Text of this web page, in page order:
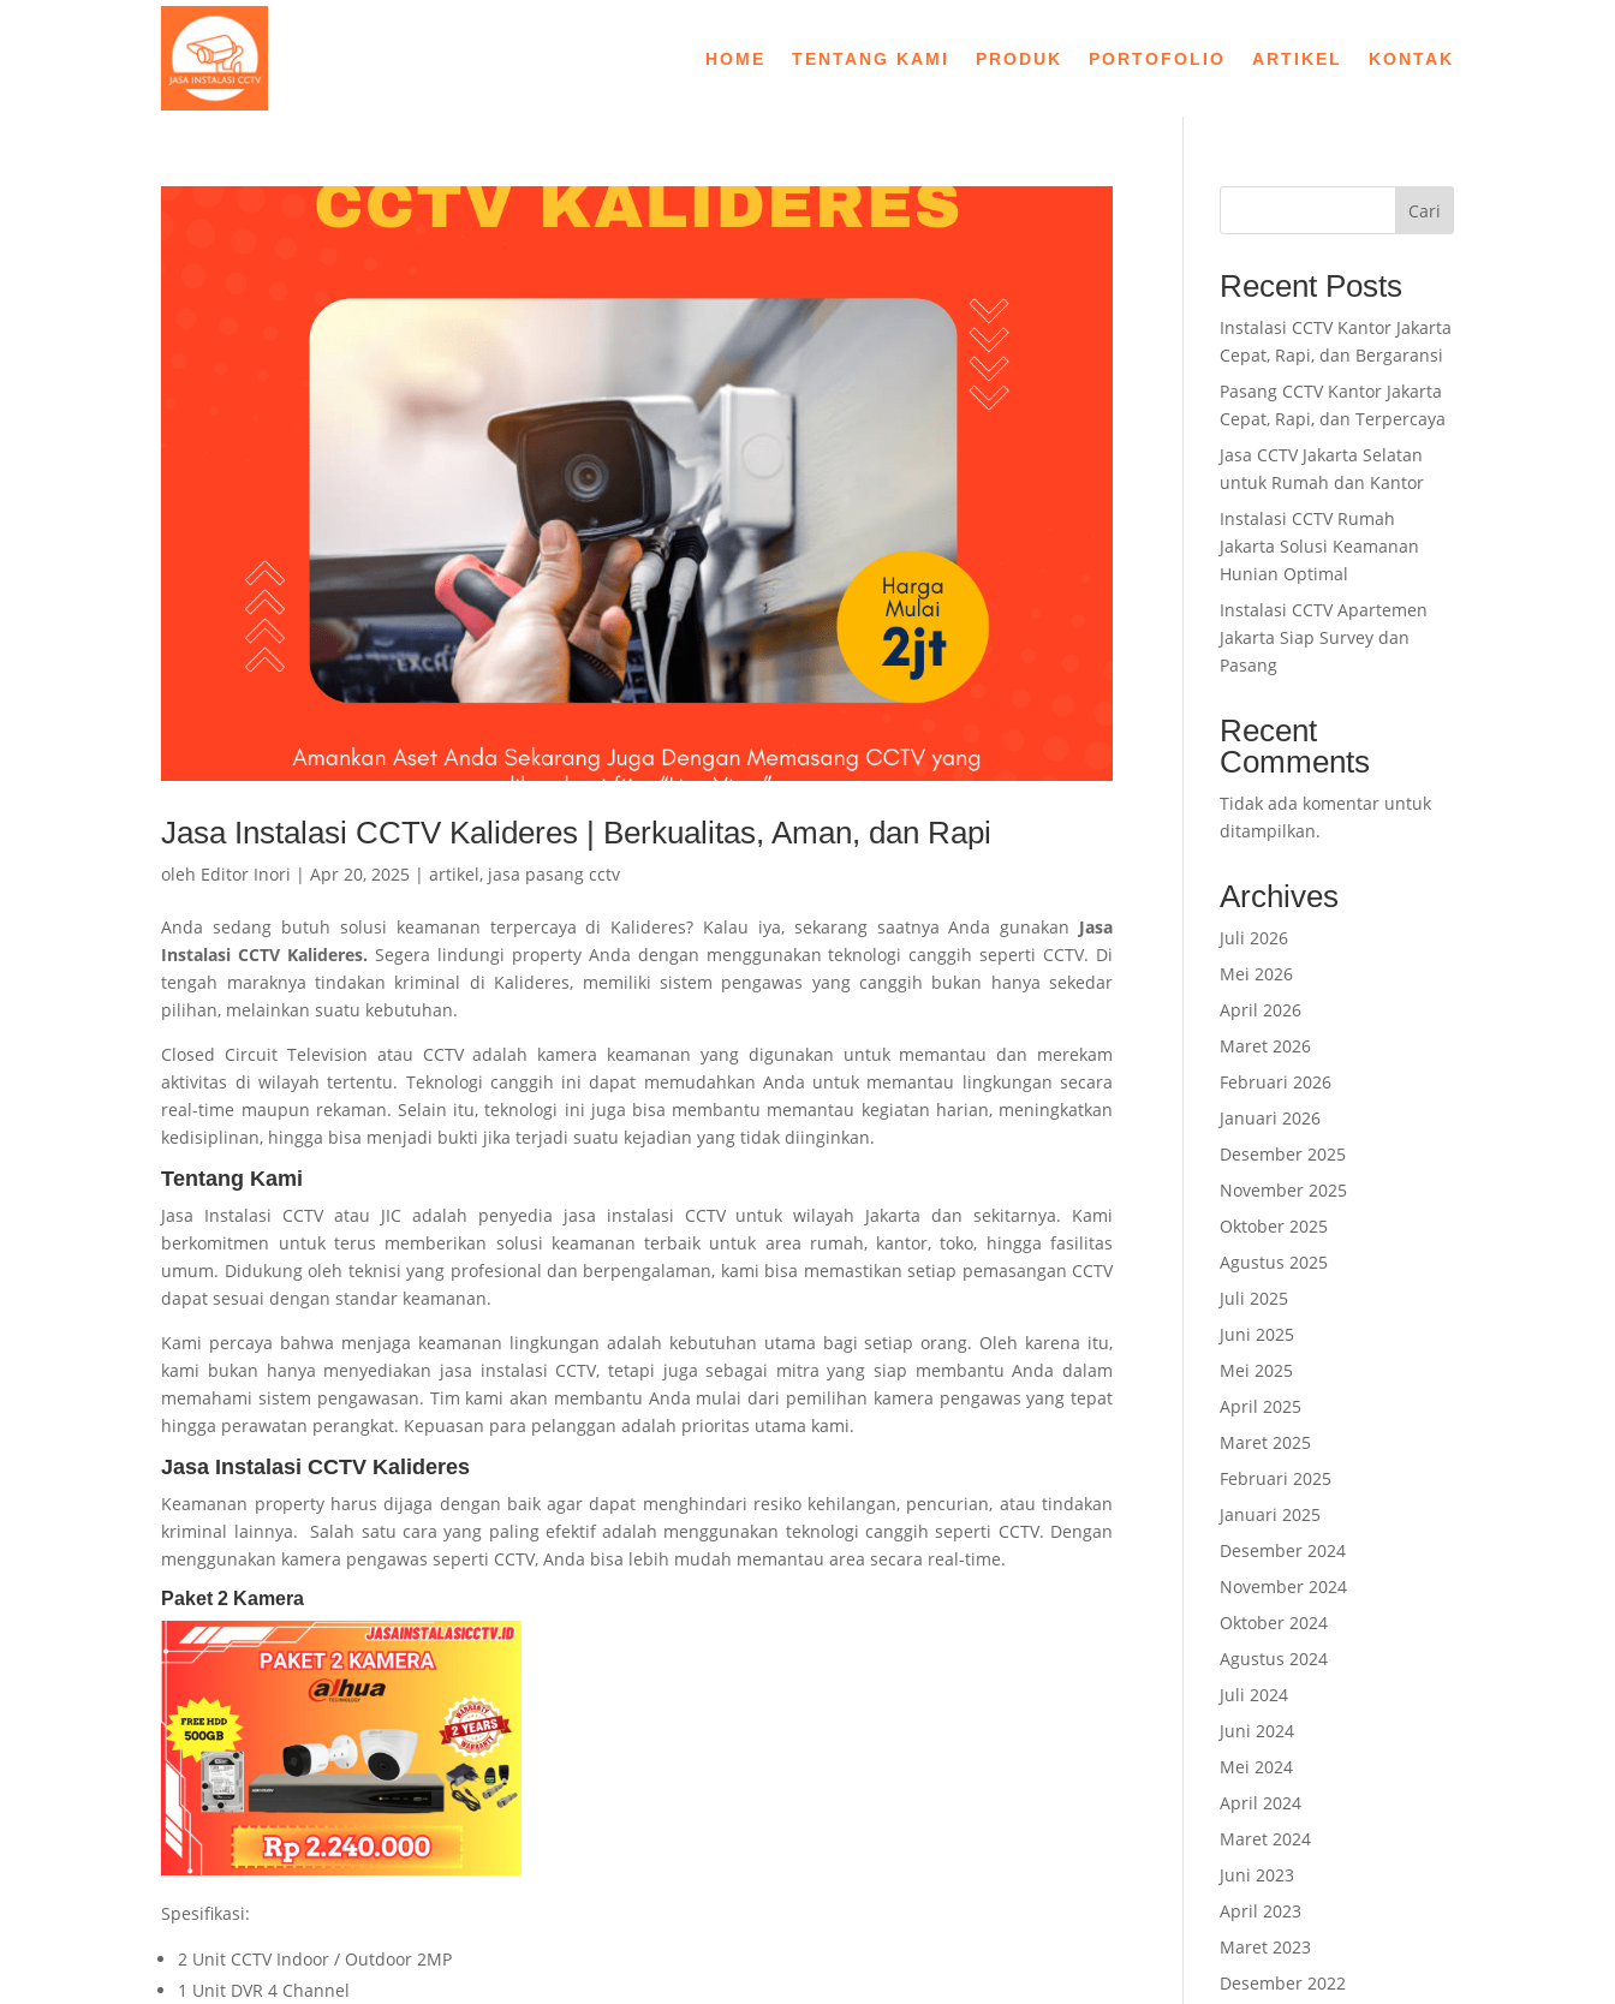
HOME TENTANG KAMI PRODUK PORTOFOLIO ARTIKEL KONTAK
Jasa Instalasi CCTV Kalideres | Berkualitas, Aman, dan Rapi
oleh Editor Inori |Apr 20, 2025 |artikel, jasa pasang cctv
Anda sedang butuh solusi keamanan terpercaya di Kalideres? Kalau iya, sekarang saatnya Anda gunakan Jasa
Instalasi CCTV Kalideres.Segera lindungi property Anda dengan menggunakan teknologi canggih seperti CCTV. Di
tengah maraknya tindakan kriminal di Kalideres, memiliki sistem pengawas yang canggih bukan hanya sekedar
pilihan, melainkan suatu kebutuhan.
Closed Circuit Television atau CCTV adalah kamera keamanan yang digunakan untuk memantau dan merekam
aktivitas di wilayah tertentu. Teknologi canggih ini dapat memudahkan Anda untuk memantau lingkungan secara
real-time maupun rekaman. Selain itu, teknologi ini juga bisa membantu memantau kegiatan harian, meningkatkan
kedisiplinan, hingga bisa menjadi bukti jika terjadi suatu kejadian yang tidak diinginkan.
Tentang Kami
Jasa Instalasi CCTV atau JIC adalah penyedia jasa instalasi CCTV untuk wilayah Jakarta dan sekitarnya. Kami
berkomitmen untuk terus memberikan solusi keamanan terbaik untuk area rumah, kantor, toko, hingga fasilitas
umum. Didukung oleh teknisi yang profesional dan berpengalaman, kami bisa memastikan setiap pemasangan CCTV
dapat sesuai dengan standar keamanan.
Kami percaya bahwa menjaga keamanan lingkungan adalah kebutuhan utama bagi setiap orang. Oleh karena itu,
kami bukan hanya menyediakan jasa instalasi CCTV, tetapi juga sebagai mitra yang siap membantu Anda dalam
memahami sistem pengawasan. Tim kami akan membantu Anda mulai dari pemilihan kamera pengawas yang tepat
hingga perawatan perangkat. Kepuasan para pelanggan adalah prioritas utama kami.
Jasa Instalasi CCTV Kalideres
Keamanan property harus dijaga dengan baik agar dapat menghindari resiko kehilangan, pencurian, atau tindakan
kriminal lainnya. Salah satu cara yang paling efektif adalah menggunakan teknologi canggih seperti CCTV. Dengan
menggunakan kamera pengawas seperti CCTV, Anda bisa lebih mudah memantau area secara real-time.
Paket 2 Kamera
Spesifikasi:
2 Unit CCTV Indoor / Outdoor 2MP
1 Unit DVR 4 Channel
Cari
Recent Posts
Instalasi CCTV Kantor Jakarta
Cepat, Rapi, dan Bergaransi
Pasang CCTV Kantor Jakarta
Cepat, Rapi, dan Terpercaya
Jasa CCTV Jakarta Selatan
untuk Rumah dan Kantor
Instalasi CCTV Rumah
Jakarta Solusi Keamanan
Hunian Optimal
Instalasi CCTV Apartemen
Jakarta Siap Survey dan
Pasang
Recent
Comments
Tidak ada komentar untuk
ditampilkan.
Archives
Juli 2026
Mei 2026
April 2026
Maret 2026
Februari 2026
Januari 2026
Desember 2025
November 2025
Oktober 2025
Agustus 2025
Juli 2025
Juni 2025
Mei 2025
April 2025
Maret 2025
Februari 2025
Januari 2025
Desember 2024
November 2024
Oktober 2024
Agustus 2024
Juli 2024
Juni 2024
Mei 2024
April 2024
Maret 2024
Juni 2023
April 2023
Maret 2023
Desember 2022